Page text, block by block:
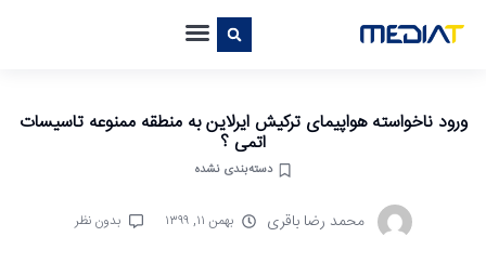
ورود ناخواسته هواپیمای ترکیش ایرلاین به منطقه ممنوعه تاسیسات
اتمی ؟
دسته‌بندی نشده
محمد رضا باقری بهمن ۱۱, ۱۳۹۹ بدون نظر